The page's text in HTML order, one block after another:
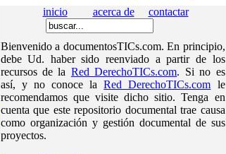
inicio acerca de contactar
Bienvenido a documentosTICs.com. En principio,
debe Ud. haber sido reenviado a partir de los
recursos de la Red DerechoTICs.com. Si no es
así, y no conoce laRed DerechoTICs.com le
recomendamos que visite dicho sitio. Tenga en
cuenta que este repositorio documental trae causa
como organización y gestión documental de sus
proyectos.